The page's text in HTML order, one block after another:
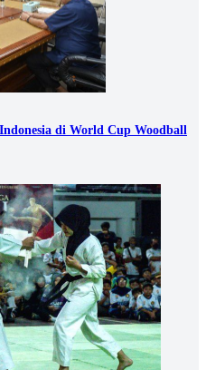
di World Cup Woodball